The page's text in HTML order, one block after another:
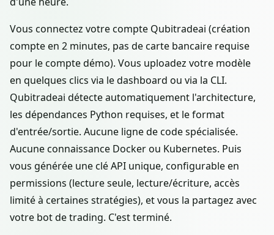
Vous connectez votre compte Qubitradeai (création
compte en 2 minutes, pas de carte bancaire requise
pour le compte démo). Vous uploadez votre modèle
en quelques clics via le dashboard ou via la CLI.
Qubitradeai détecte automatiquement l'architecture,
les dépendances Python requises, et le format
d'entrée/sortie. Aucune ligne de code spécialisée.
Aucune connaissance Docker ou Kubernetes. Puis
vous générée une clé API unique, configurable en
permissions (lecture seule, lecture/écriture, accès
limité à certaines stratégies), et vous la partagez avec
votre bot de trading. C'est terminé.